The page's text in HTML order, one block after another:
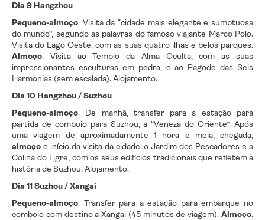
Dia 9 Hangzhou
Pequeno-almoço. Visita da “cidade mais elegante e sumptuosa
do mundo”, segundo as palavras do famoso viajante Marco Polo.
Visita do Lago Oeste, com as suas quatro ilhas e belos parques.
Almoço. Visita ao Templo da Alma Oculta, com as suas
impressionantes esculturas em pedra, e ao Pagode das Seis
Harmonias (sem escalada). Alojamento.
Dia 10 Hangzhou / Suzhou
Pequeno-almoço. De manhã, transfer para a estação para
partida de comboio para Suzhou, a “Veneza do Oriente”. Após
uma viagem de aproximadamente 1 hora e meia, chegada,
almoço e início da visita da cidade: o Jardim dos Pescadores e a
Colina do Tigre, com os seus edifícios tradicionais que refletem a
história de Suzhou. Alojamento.
Dia 11 Suzhou / Xangai
Pequeno-almoço. Transfer para a estação para embarque no
comboio com destino a Xangai (45 minutos de viagem). Almoço.